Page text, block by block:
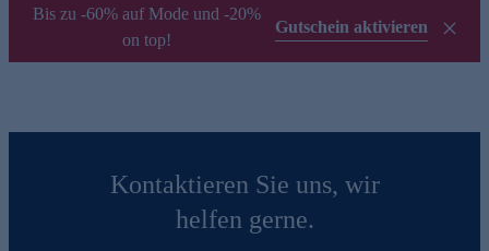
Bis zu -60% auf Mode und -20%
on top!
Gutschein aktivieren
Kontaktieren Sie uns, wir
helfen gerne.